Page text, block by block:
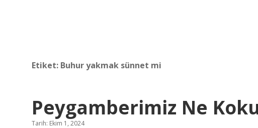
Etiket: Buhur yakmak sünnet mi
Peygamberimiz Ne
Tarih: Ekim 1, 2024